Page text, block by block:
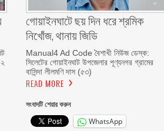
গোয়াইনঘাটে ছয় দিন ধরে শ্রমিক
নিখোঁজ, থানায় জিডি
Manual4 Ad Code বৈশাখী নিউজ ডেস্ক:
সিলেটের গোয়াইনঘাট উপজেলার পূণ্যনগর গ্রামের
বাসিন্দা লীলমণি দাস (৫৩)
READ MORE
সংবাদটি শেয়ার করুন
WhatsApp